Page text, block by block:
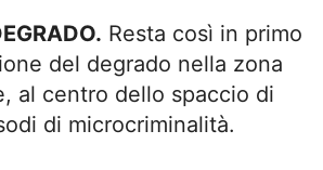
Resta così in primo
del degrado nella zona
al centro dello spaccio di
di microcriminalità.